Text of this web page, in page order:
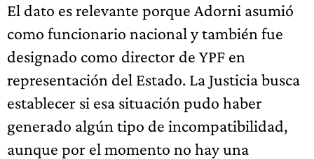
El dato es relevante porque Adorni asumió
como funcionario nacional y también fue
designado como director de YPF en
representación del Estado. La Justicia busca
establecer si esa situación pudo haber
generado algún tipo de incompatibilidad,
aunque por el momento no hay una